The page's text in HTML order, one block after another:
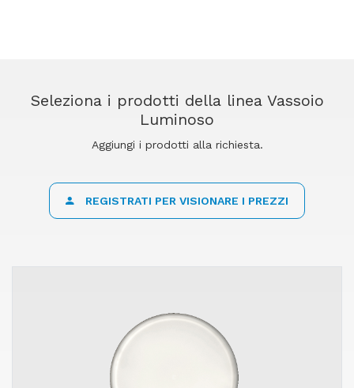
Seleziona i prodotti della linea Vassoio
Luminoso
Aggiungi i prodotti alla richiesta.
REGISTRATI PER VISIONARE I PREZZI